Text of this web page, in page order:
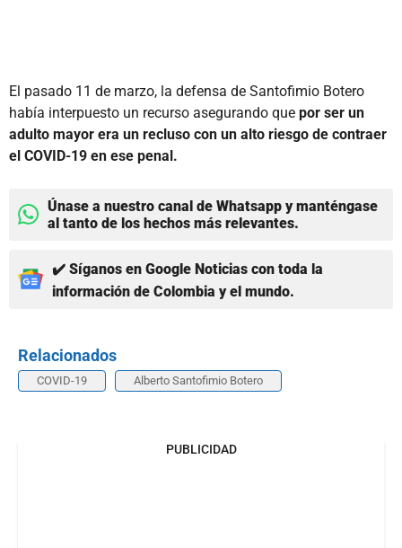
El pasado 11 de marzo, la defensa de Santofimio Botero
había interpuesto un recurso asegurando que por ser un
adulto mayor era un recluso con un alto riesgo de contraer
el COVID-19 en ese penal.
Únase a nuestro canal de Whatsapp y manténgase
al tanto de los hechos más relevantes.
✔️ Síganos en Google Noticias con toda la
información de Colombia y el mundo.
Relacionados
COVID-19 Alberto Santofimio Botero
PUBLICIDAD